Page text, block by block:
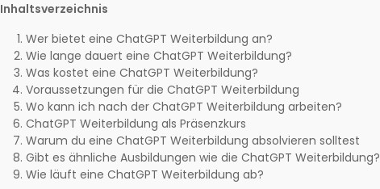
Inhaltsverzeichnis
Wer bietet eine ChatGPT Weiterbildung an?
Wie lange dauert eine ChatGPT Weiterbildung?
Was kostet eine ChatGPT Weiterbildung?
Voraussetzungen für die ChatGPT Weiterbildung
Wo kann ich nach der ChatGPT Weiterbildung arbeiten?
ChatGPT Weiterbildung als Präsenzkurs
Warum du eine ChatGPT Weiterbildung absolvieren solltest
Gibt es ähnliche Ausbildungen wie die ChatGPT Weiterbildung?
Wie läuft eine ChatGPT Weiterbildung ab?